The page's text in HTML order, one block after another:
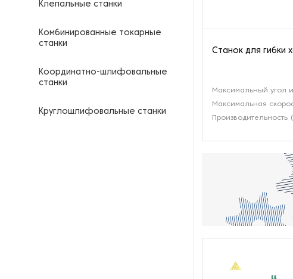
Клепальные станки
Комбинированные токарные
станки
Координатно-шлифовальные
станки
Круглошлифовальные станки
Станок для гибки
Максимальный угол
Максимальная
Производительность